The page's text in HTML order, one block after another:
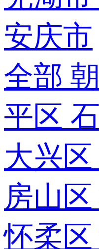
安庆市
全部
平区
大兴区
房山区
怀柔区